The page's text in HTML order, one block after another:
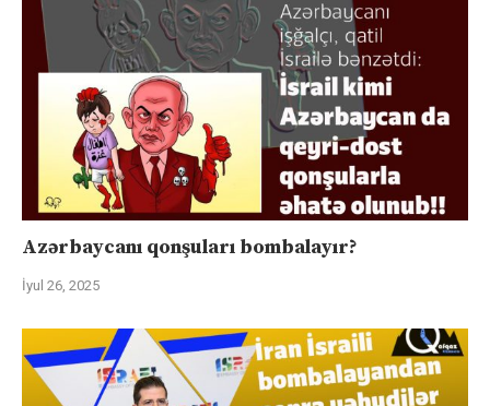
Azərbaycanı qonşuları bombalayır?
İyul 26, 2025